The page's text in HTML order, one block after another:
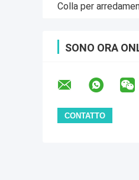
Colla per
SONO ORA